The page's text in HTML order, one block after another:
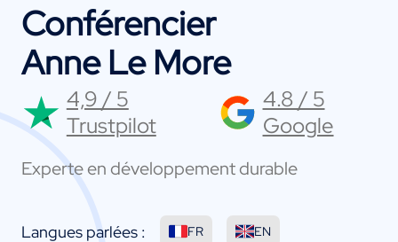
Conférencier
Anne Le More
4,9 / 5
Trustpilot
4.8 / 5
Google
Experte en développement durable
Langues parlées : FR EN